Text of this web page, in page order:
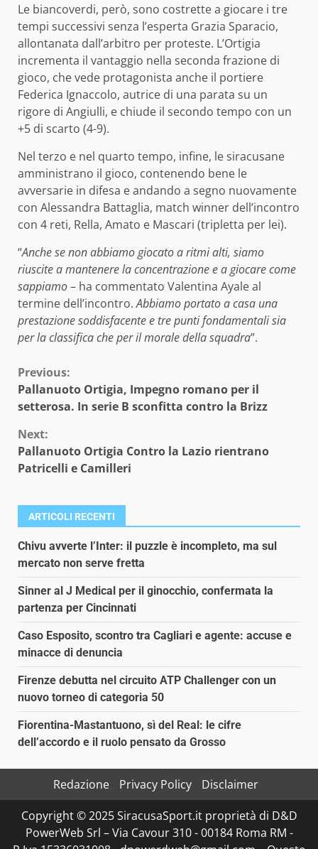
Le biancoverdi, però, sono costrette a giocare i tre
tempi successivi senza l’esperta Grazia Sparacio,
allontanata dall’arbitro per proteste. L’Ortigia
incrementa il vantaggio nella seconda frazione di
gioco, che vede protagonista anche il portiere
Federica Ignaccolo, autrice di una parata su un
rigore di Angiulli, e chiude il secondo tempo con un
+5 di scarto (4-9).
Nel terzo e nel quarto tempo, infine, le siracusane
amministrano il gioco, contenendo bene le
avversarie in difesa e andando a segno nuovamente
con Alessandra Battaglia, match winner dell’incontro
con 4 reti, Rella, Amato e Mascari (tripletta per lei).
“Anche se non abbiamo giocato a ritmi alti, siamo
riuscite a mantenere la concentrazione e a giocare come
sappiamo– ha commentato Valentina Ayale al
termine dell’incontro.Abbiamo portato a casa una
prestazione soddisfacente e tre punti fondamentali sia
per la classifica che per il morale della squadra”.
Continue
Reading
Previous:
Pallanuoto Ortigia, Impegno romano per il
setterosa. In serie B sconfitta contro la Brizz
Next:
Pallanuoto Ortigia Contro la Lazio rientrano
Patricelli e Camilleri
ARTICOLI RECENTI
Chivu avverte l’Inter: il puzzle è incompleto, ma sul
mercato non serve fretta
Sinner al J Medical per il ginocchio, confermata la
partenza per Cincinnati
Caso Esposito, scontro tra Cagliari e agente: accuse e
minacce di denuncia
Firenze debutta nel circuito ATP Challenger con un
nuovo torneo di categoria 50
Fiorentina-Mastantuono, sì del Real: le cifre
dell’accordo e il ruolo pensato da Grosso
Redazione Privacy Policy
Disclaimer
Copyright © 2025 SiracusaSport.it proprietà di D&D
PowerWeb Srl – Via Cavour 310 - 00184 Roma RM -